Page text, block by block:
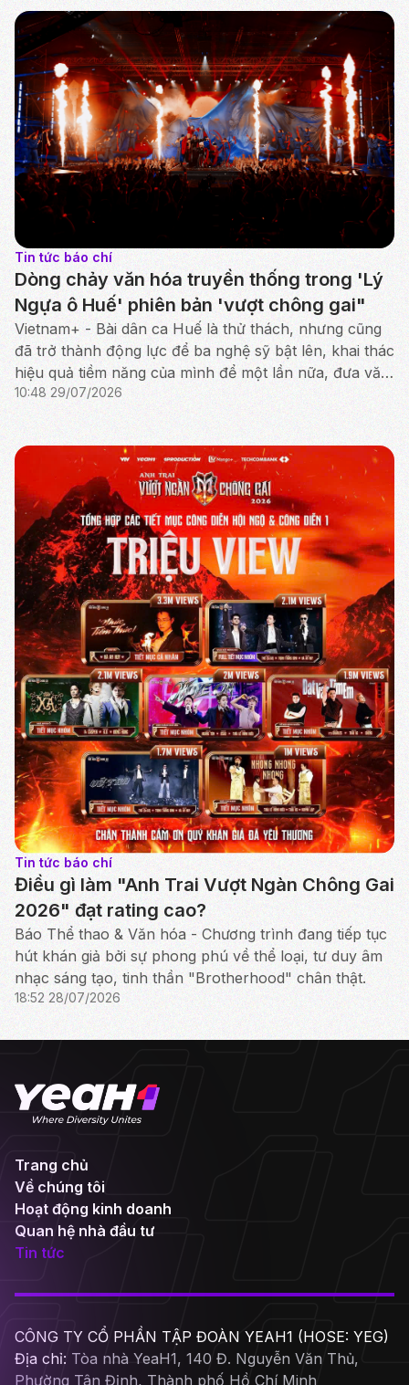
Tin tức báo chí
Dòng chảy văn hóa truyền thống trong 'Lý
Ngựa ô Huế' phiên bản 'vượt chông gai"
Vietnam+ - Bài dân ca Huế là thử thách, nhưng cũng
đã trở thành động lực để ba nghệ sỹ bật lên, khai thác
hiệu quả tiềm năng của mình để một lần nữa, đưa văn
hóa truyền thống tỏa sáng rực rỡ.
10:48 29/07/2026
Tin tức báo chí
Điều gì làm "Anh Trai Vượt Ngàn Chông Gai
2026" đạt rating cao?
Báo Thể thao & Văn hóa - Chương trình đang tiếp tục
hút khán giả bởi sự phong phú về thể loại, tư duy âm
nhạc sáng tạo, tinh thần "Brotherhood" chân thật.
18:52 28/07/2026
Trang chủ
Về chúng tôi
Hoạt động kinh doanh
Quan hệ nhà đầu tư
Tin tức
CÔNG TY CỔ PHẦN TẬP ĐOÀN YEAH1 (HOSE: YEG)
Địa chỉ: Tòa nhà YeaH1, 140 Đ. Nguyễn Văn Thủ,
Phường Tân Định, Thành phố Hồ Chí Minh